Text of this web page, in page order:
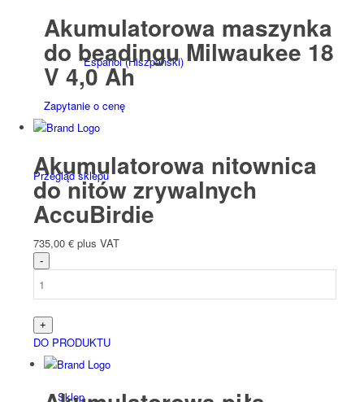
Español(Hiszpański)
Przegląd sklepu
Produkty
Sklep
Akumulatorowa maszynka
do beadingu Milwaukee 18
V 4,0 Ah
Zapytanie o cenę
Akumulatorowa nitownica
do nitów zrywalnych
AccuBirdie
735,00 € plus VAT
DO PRODUKTU